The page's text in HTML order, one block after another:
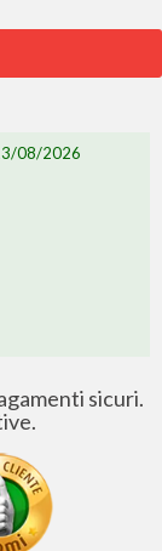
08/2026
sicuri.